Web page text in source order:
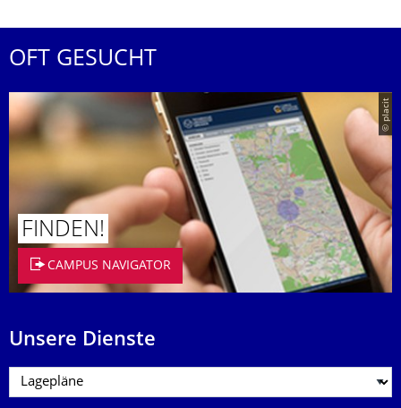
OFT GESUCHT
© placit
FINDEN!
CAMPUS NAVIGATOR
Unsere Dienste